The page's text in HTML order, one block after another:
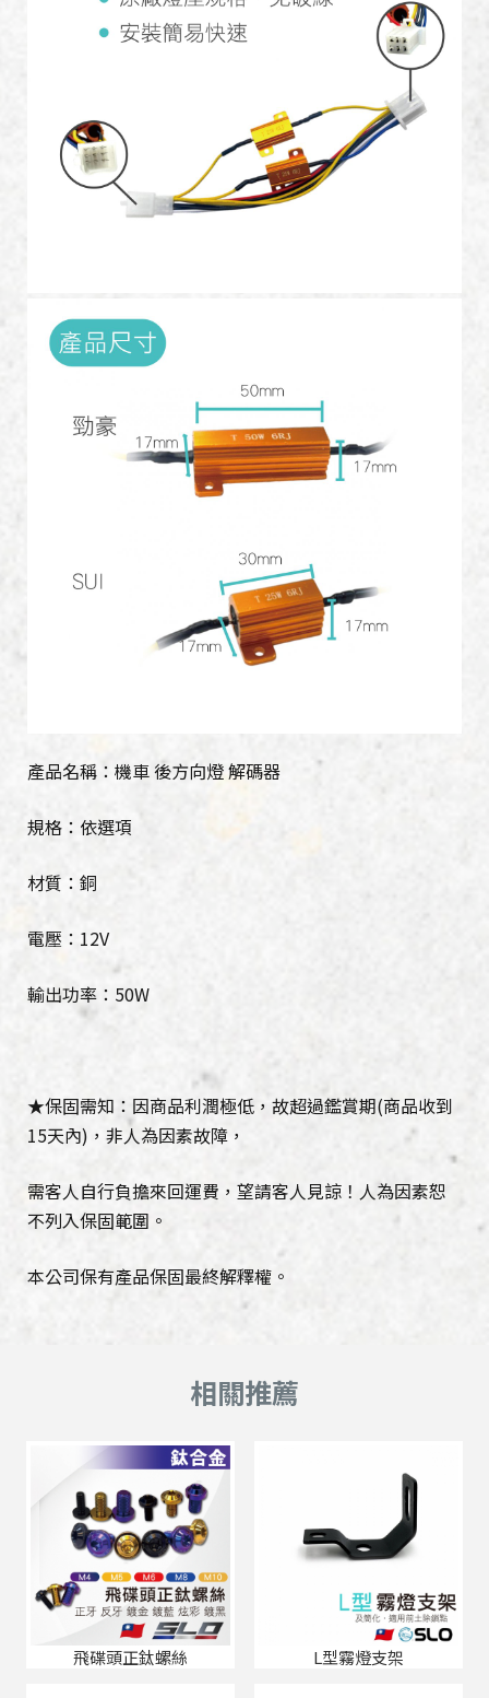
產品名稱：機車 後方向燈 解碼器
規格：依選項
材質：銅
電壓：12V
輸出功率：50W
★保固需知：因商品利潤極低，故超過鑑賞期(商品收到
15天內)，非人為因素故障，
需客人自行負擔來回運費，望請客人見諒！人為因素恕
不列入保固範圍。
本公司保有產品保固最終解釋權。
飛碟頭正鈦螺絲 L型霧燈支架